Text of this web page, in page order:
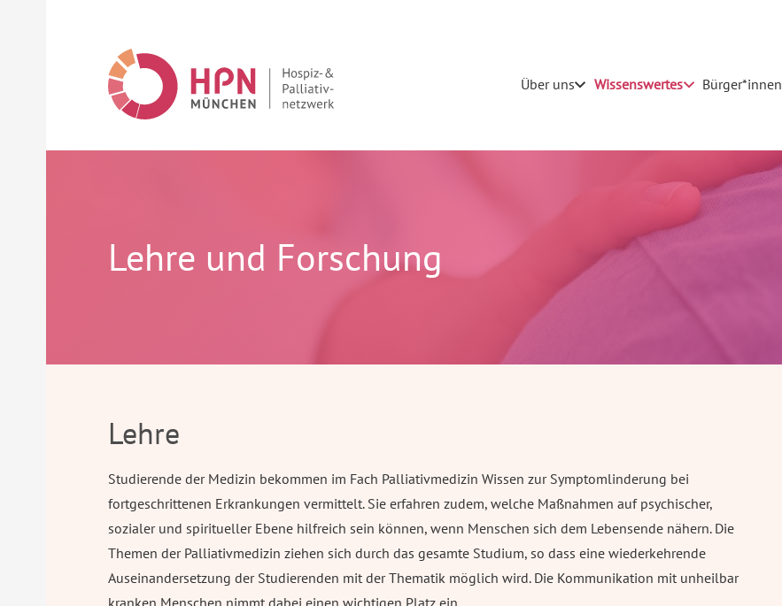
Über uns Wissenswertes Bürger*innen
Lehre und Forschung
Lehre
Studierende der Medizin bekommen im Fach Palliativmedizin Wissen zur Symptomlinderung bei
fortgeschrittenen Erkrankungen vermittelt. Sie erfahren zudem, welche Maßnahmen auf psychischer,
sozialer und spiritueller Ebene hilfreich sein können, wenn Menschen sich dem Lebensende nähern. Die
Themen der Palliativmedizin ziehen sich durch das gesamte Studium, so dass eine wiederkehrende
Auseinandersetzung der Studierenden mit der Thematik möglich wird. Die Kommunikation mit unheilbar
kranken Menschen nimmt dabei einen wichtigen Platz ein.